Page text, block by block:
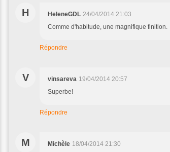
H HeleneGDL 24/04/2014 21:03
Comme d'habitude, une magnifique finition.
Répondre
V vinsareva 19/04/2014 20:57
Superbe!
Répondre
M Michèle 18/04/2014 21:30